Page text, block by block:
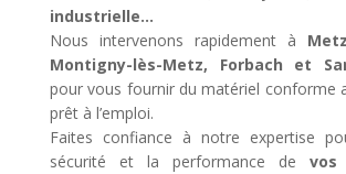
industrielle…
Nous intervenons rapidement à
Montigny-lès-Metz, Forbach et
pour vous fournir du matériel conforme
prêt à l’emploi.
Faites confiance à notre expertise
sécurité et la performance devos